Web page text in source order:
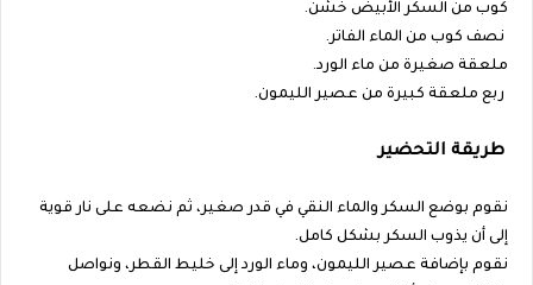
كوب من السكر الأبيض خشن.
نصف كوب من الماء الفاتر.
ملعقة صغيرة من ماء الورد.
ربع ملعقة كبيرة من عصير الليمون.
طريقة التحضير
نقوم بوضع السكر والماء النقي في قدر صغير، ثم نضعه على نار قوية
إلى أن يذوب السكر بشكل كامل.
نقوم بإضافة عصير الليمون، وماء الورد إلى خليط القطر، ونواصل